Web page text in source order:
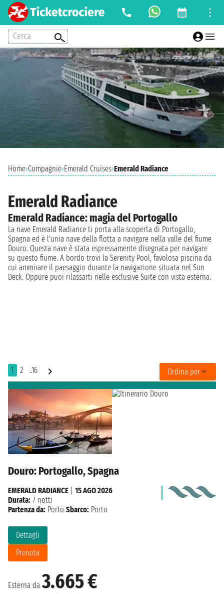
Cerca
Home›Compagnie›Emerald Cruises›Emerald Radiance
Emerald Radiance
Emerald Radiance: magia del Portogallo
La nave Emerald Radiance ti porta alla scoperta di Portogallo,
Spagna ed è l'unia nave della flotta a navigare nella valle del fiume
Douro. Questa nave è stata espressamente disegnata per navigare
su questo fiume. A bordo trovi la Serenity Pool, favolosa piscina da
cui ammirare il paesaggio durante la navigazione situata nel Sun
Deck. Oppure puoi rilassarti nelle esclusive Suite con vista esterna.
1 2 ..16 Ordina per
Douro: Portogallo, Spagna
Esterna da3.665 €
Dettagli
Prenota
EMERALD RADIANCE
15 AGO 2026
Durata: 7 notti
Partenza da: Porto Sbarco: Porto